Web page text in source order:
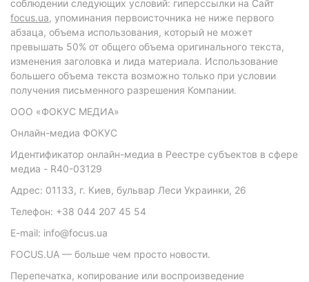
соблюдении следующих условий: гиперссылки на Сайт
focus.ua, упоминания первоисточника не ниже первого
абзаца, объема использования, который не может
превышать 50% от общего объема оригинального текста,
изменения заголовка и лида материала. Использование
большего объема текста возможно только при условии
получения письменного разрешения Компании.
ООО «ФОКУС МЕДИА»
Онлайн-медиа ФОКУС
Идентификатор онлайн-медиа в Реестре субъектов в сфере
медиа - R40-03129
Адрес: 01133, г. Киев, бульвар Леси Украинки, 26
Телефон: +38 044 207 45 54
E-mail: info@focus.ua
FOCUS.UA — больше чем просто новости.
Перепечатка, копирование или воспроизведение